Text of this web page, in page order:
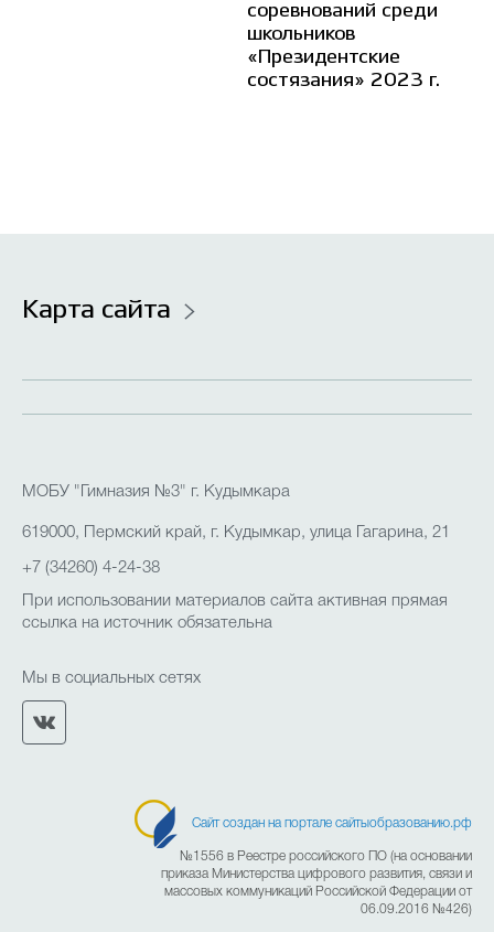
соревнований среди
школьников
«Президентские
состязания» 2023 г.
Карта сайта
МОБУ "Гимназия №3" г. Кудымкара
619000, Пермский край, г. Кудымкар, улица Гагарина, 21
+7 (34260) 4-24-38
При использовании материалов сайта активная прямая
ссылка на источник обязательна
Мы в социальных сетях
Сайт создан на портале сайтыобразованию.рф
№1556 в Реестре российского ПО (на основании
приказа Министерства цифрового развития, связи и
массовых коммуникаций Российской Федерации от
06.09.2016 №426)